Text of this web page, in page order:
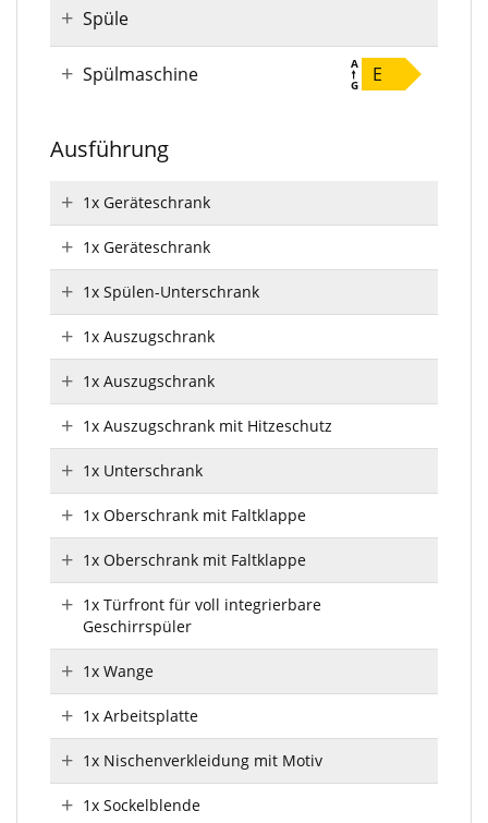
Spüle
Spülmaschine E
Ausführung
1x Geräteschrank
1x Geräteschrank
1x Spülen-Unterschrank
1x Auszugschrank
1x Auszugschrank
1x Auszugschrank mit Hitzeschutz
1x Unterschrank
1x Oberschrank mit Faltklappe
1x Oberschrank mit Faltklappe
1x Türfront für voll integrierbare
Geschirrspüler
1x Wange
1x Arbeitsplatte
1x Nischenverkleidung mit Motiv
1x Sockelblende